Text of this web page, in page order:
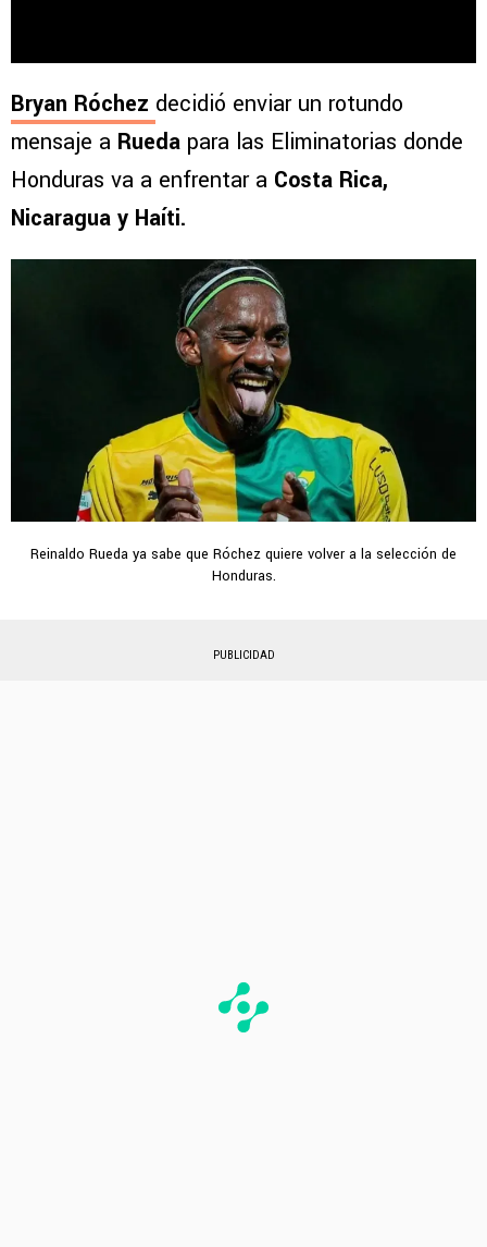
Bryan Róchez decidió enviar un rotundo
mensaje a Rueda para las Eliminatorias donde
Honduras va a enfrentar a Costa Rica,
Nicaragua y Haíti.
Reinaldo Rueda ya sabe que Róchez quiere volver a la selección de
Honduras.
PUBLICIDAD